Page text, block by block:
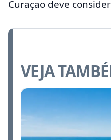
Curaçao deve
VEJA